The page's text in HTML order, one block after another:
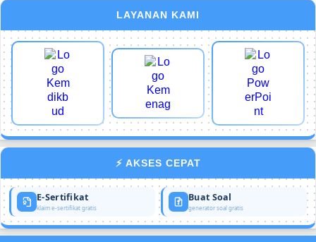
LAYANAN KAMI
⚡ AKSES CEPAT
E-Sertifikat
klaim e-sertifikat gratis
Buat Soal
generator soal gratis